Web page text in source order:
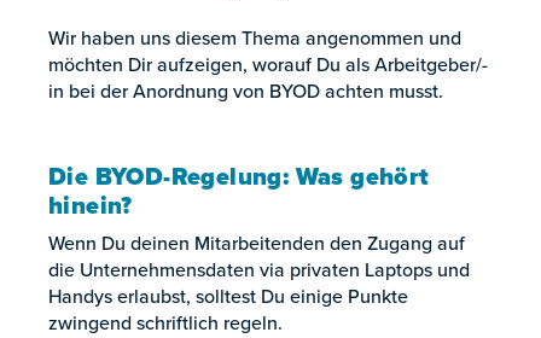
Wir haben uns diesem Thema angenommen und
möchten Dir aufzeigen, worauf Du als Arbeitgeber/-
in bei der Anordnung von BYOD achten musst.
Die BYOD-Regelung: Was gehört
hinein?
Wenn Du deinen Mitarbeitenden den Zugang auf
die Unternehmensdaten via privaten Laptops und
Handys erlaubst, solltest Du einige Punkte
zwingend schriftlich regeln.